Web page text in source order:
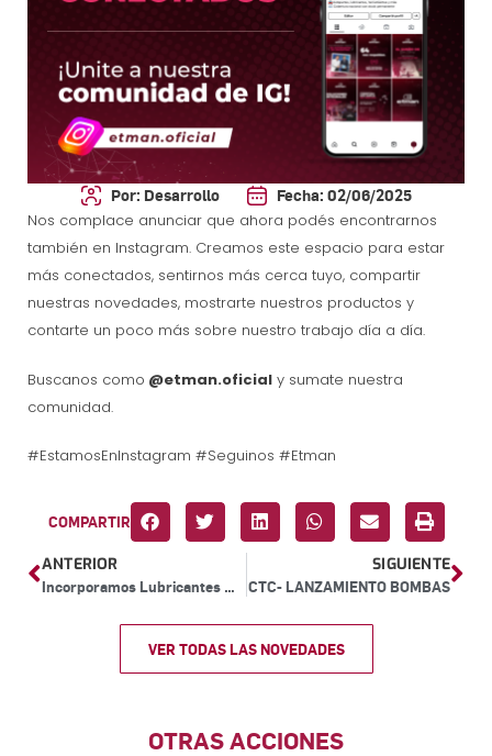
Por: Desarrollo Fecha: 02/06/2025
Nos complace anunciar que ahora podés encontrarnos
también en Instagram. Creamos este espacio para estar
más conectados, sentirnos más cerca tuyo, compartir
nuestras novedades, mostrarte nuestros productos y
contarte un poco más sobre nuestro trabajo día a día.
Buscanos como @etman.oficial y sumate nuestra
comunidad.
#EstamosEnInstagram #Seguinos #Etman
COMPARTIR
ANTERIOR
Incorporamos Lubricantes WOLF
SIGUIENTE
CTC- LANZAMIENTO BOMBAS
VER TODAS LAS NOVEDADES
OTRAS ACCIONES